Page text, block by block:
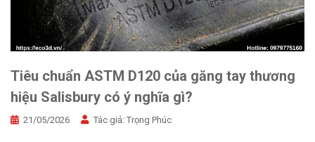
Tiêu chuẩn ASTM D120 của găng tay thương
hiệu Salisbury có ý nghĩa gì?
21/05/2026 Tác giả: Trọng Phúc